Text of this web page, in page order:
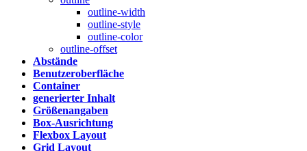
outline-width
outline-style
outline-color
outline-offset
Abstände
Benutzeroberfläche
Container
generierter Inhalt
Größenangaben
Box-Ausrichtung
Flexbox Layout
Grid Layout